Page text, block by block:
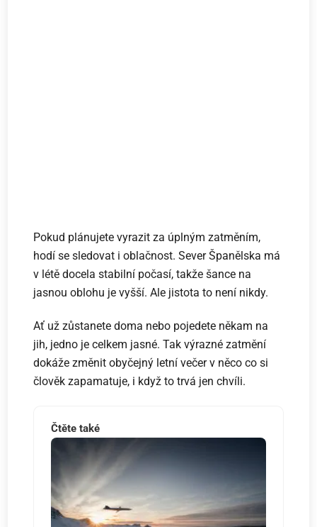
Pokud plánujete vyrazit za úplným zatměním,
hodí se sledovat i oblačnost. Sever Španělska má
v létě docela stabilní počasí, takže šance na
jasnou oblohu je vyšší. Ale jistota to není nikdy.
Ať už zůstanete doma nebo pojedete někam na
jih, jedno je celkem jasné. Tak výrazné zatmění
dokáže změnit obyčejný letní večer v něco co si
člověk zapamatuje, i když to trvá jen chvíli.
Čtěte také